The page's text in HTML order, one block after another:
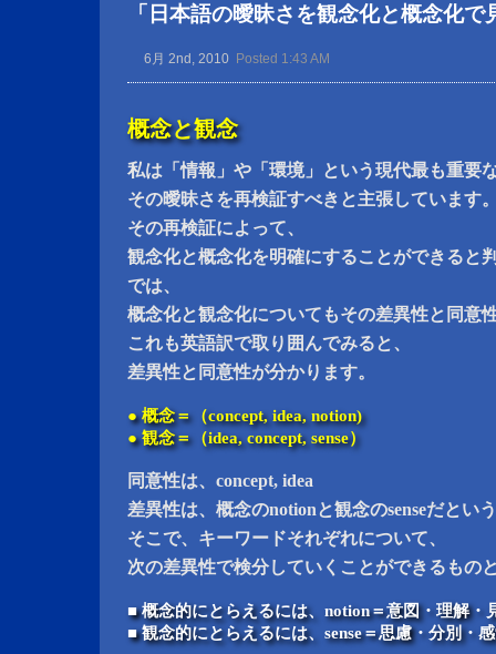
「日本語の曖昧さを観念化と概念化で
6月 2nd, 2010 Posted 1:43 AM
概念と観念
私は「情報」や「環境」という現代最も重要
その曖昧さを再検証すべきと主張しています
その再検証によって、
観念化と概念化を明確にすることができると
では、
概念化と観念化についてもその差異性と同意
これも英語訳で取り囲んでみると、
差異性と同意性が分かります。
● 概念＝（concept, idea, notion)
● 観念＝（idea, concept, sense）
同意性は、concept, idea
差異性は、概念のnotionと観念のsenseだとい
そこで、キーワードそれぞれについて、
次の差異性で検分していくことができるもの
■ 概念的にとらえるには、notion＝意図・理解・
■ 観念的にとらえるには、sense＝思慮・分別・